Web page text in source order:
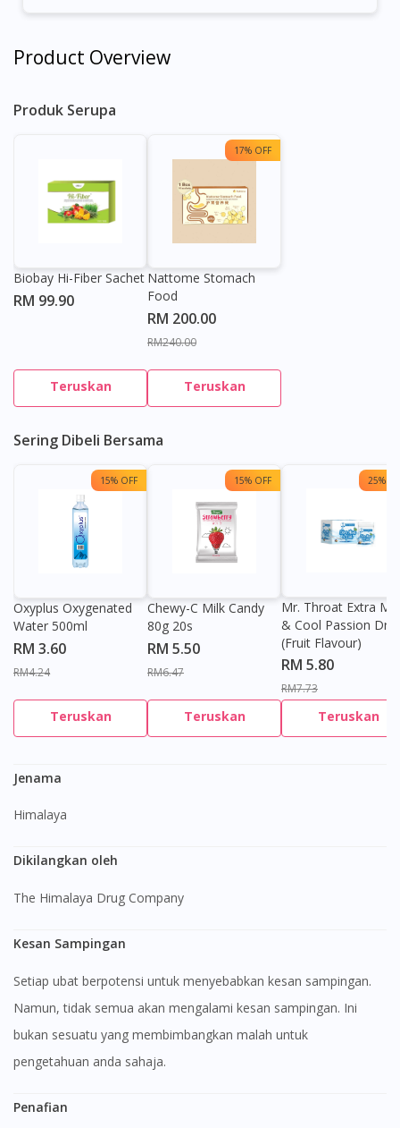
Visit DoctorOnCall Singapore
Product Overview
Produk Serupa
Biobay Hi-Fiber Sachet
RM 99.90
Teruskan
17% OFF
Nattome Stomach
Food
RM 200.00
RM240.00
Teruskan
Sering Dibeli Bersama
15% OFF
Oxyplus Oxygenated
Water 500ml
RM 3.60
RM4.24
Teruskan
15% OFF
Chewy-C Milk Candy
80g 20s
RM 5.50
RM6.47
Teruskan
25%
Mr. Throat Extra
& Cool Passion
(Fruit Flavour)
RM 5.80
RM7.73
Teruskan
Jenama
Himalaya
Dikilangkan oleh
The Himalaya Drug Company
Kesan Sampingan
Setiap ubat berpotensi untuk menyebabkan kesan sampingan.
Namun, tidak semua akan mengalami kesan sampingan. Ini
bukan sesuatu yang membimbangkan malah untuk
pengetahuan anda sahaja.
Penafian